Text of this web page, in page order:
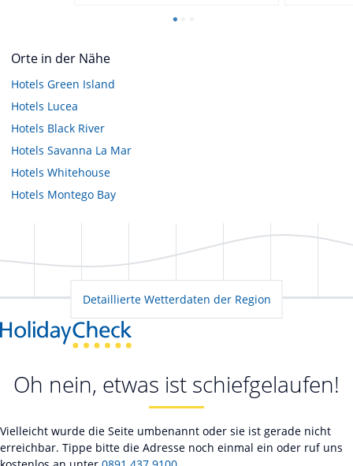
Orte in der Nähe
Hotels Green Island
Hotels Lucea
Hotels Black River
Hotels Savanna La Mar
Hotels Whitehouse
Hotels Montego Bay
Detaillierte Wetterdaten der Region
Oh nein, etwas ist schiefgelaufen!
Vielleicht wurde die Seite umbenannt oder sie ist gerade nicht
erreichbar. Tippe bitte die Adresse noch einmal ein oder ruf uns